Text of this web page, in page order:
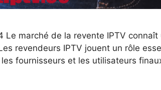
Le marché de la revente IPTV
revendeurs IPTV jouent un rôle
fournisseurs et les utilisateurs